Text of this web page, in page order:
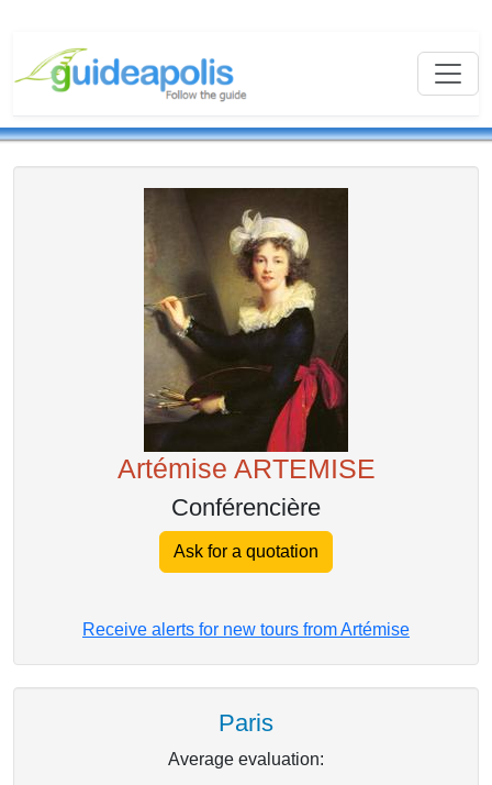
Artémise ARTEMISE
Conférencière
Ask for a quotation
Receive alerts for new tours from Artémise
Paris
Average evaluation: